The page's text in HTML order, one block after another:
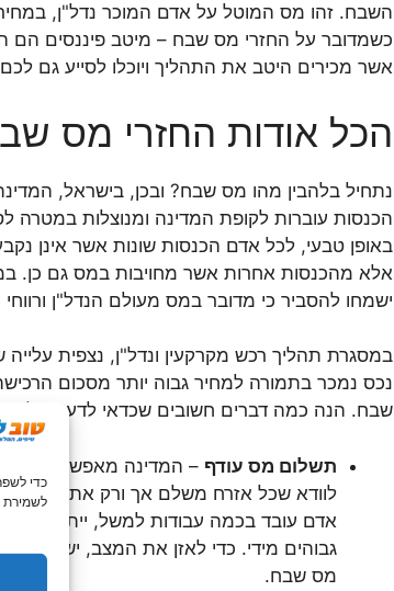
כדי
לשמירת
השבח. זהו מס המוטל על אדם המוכר נדל"ן,
כשמדובר על החזרי מס שבח – מיטב פיננסים הם
אשר מכירים היטב את התהליך ויוכלו לסייע גם
הכל אודות החזרי מס
נתחיל בלהבין מהו מס שבח? ובכן, בישראל,
הכנסות עוברות לקופת המדינה ומנוצלות במטרה
באופן טבעי, לכל אדם הכנסות שונות אשר אינן
אלא מהכנסות אחרות אשר מחויבות במס גם כן.
ישמחו להסביר כי מדובר במס מעולם הנדל"ן ורווחי
במסגרת תהליך רכש מקרקעין ונדל"ן, נצפית
נכס נמכר בתמורה למחיר גבוה יותר מסכום
שבח. הנה כמה דברים חשובים שכדאי לדעת עליו:
תשלום מס עודף – המדינה מאפשרת לקבל
לוודא שכל אזרח משלם אך ורק את הסכום
אדם עובד בכמה עבודות למשל, ייתכן שכל
גבוהים מידי. כדי לאזן את המצב, יש לבצע
מס שבח.